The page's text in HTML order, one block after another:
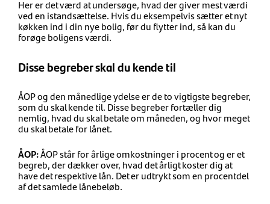
Her er det værd at undersøge, hvad der giver mest værdi
ved en istandsættelse. Hvis du eksempelvis sætter et nyt
køkken ind i din nye bolig, før du flytter ind, så kan du
forøge boligens værdi.
Disse begreber skal du kende til
ÅOP og den månedlige ydelse er de to vigtigste begreber,
som du skal kende til. Disse begreber fortæller dig
nemlig, hvad du skal betale om måneden, og hvor meget
du skal betale for lånet.
ÅOP:ÅOP står for årlige omkostninger i procent og er et
begreb, der dækker over, hvad det årligt koster dig at
have det respektive lån. Det er udtrykt som en procentdel
af det samlede lånebeløb.